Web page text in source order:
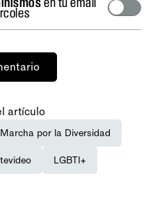
artículo
Marcha por la Diversidad
LGBTI+